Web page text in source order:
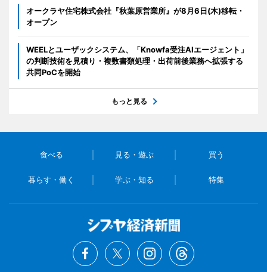
オークラヤ住宅株式会社『秋葉原営業所』が8月6日(木)移転・
オープン
WEELとユーザックシステム、「Knowfa受注AIエージェント」
の判断技術を見積り・複数書類処理・出荷前後業務へ拡張する
共同PoCを開始
もっと見る
食べる 見る・遊ぶ 買う
暮らす・働く 学ぶ・知る 特集